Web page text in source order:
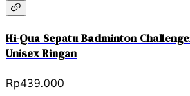
Hi-Qua Sepatu Badminton
Unisex Ringan
Rp439.000